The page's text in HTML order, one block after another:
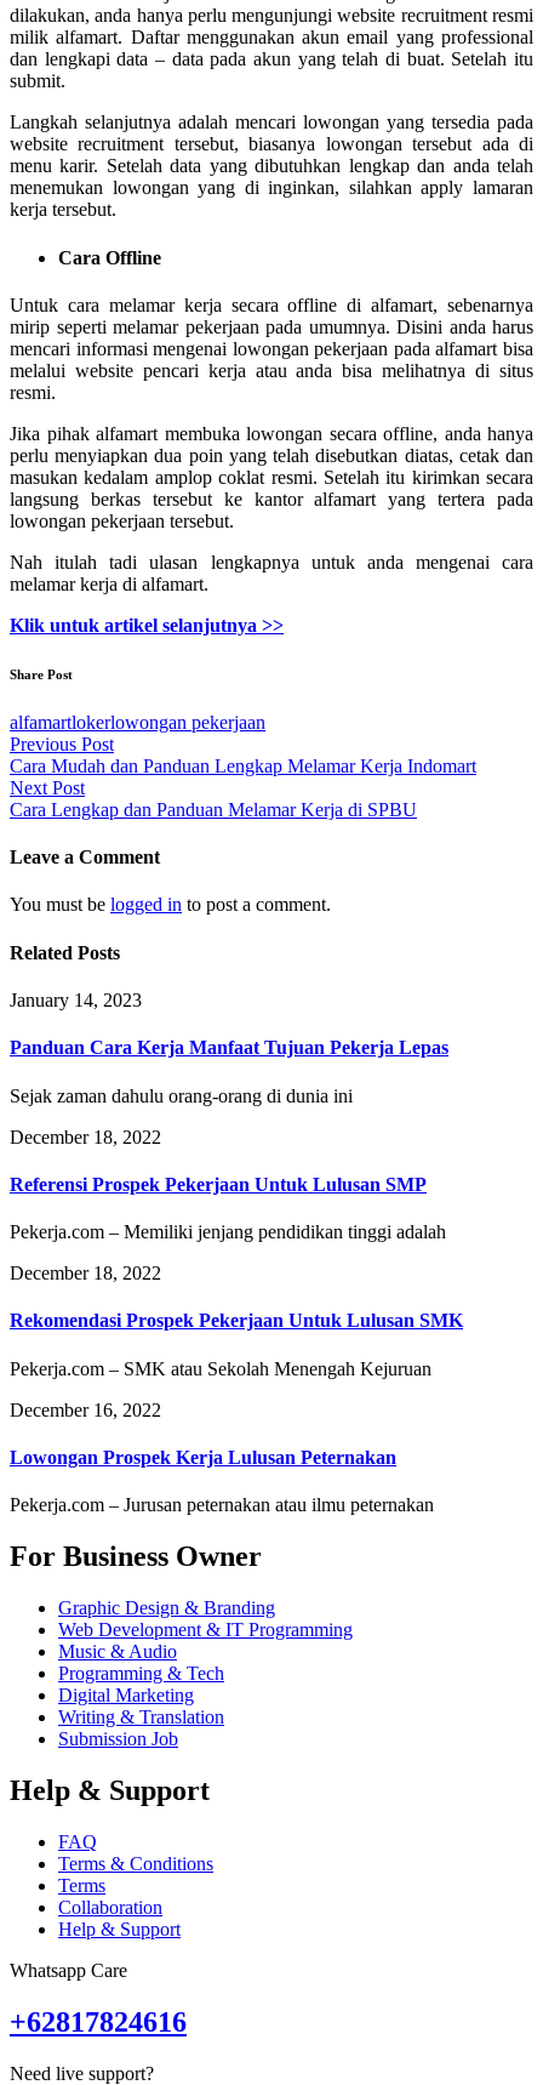
dilakukan, anda hanya perlu mengunjungi website recruitment resmi
milik alfamart. Daftar menggunakan akun email yang professional
dan lengkapi data – data pada akun yang telah di buat. Setelah itu
submit.
Langkah selanjutnya adalah mencari lowongan yang tersedia pada
website recruitment tersebut, biasanya lowongan tersebut ada di
menu karir. Setelah data yang dibutuhkan lengkap dan anda telah
menemukan lowongan yang di inginkan, silahkan apply lamaran
kerja tersebut.
Cara Offline
Untuk cara melamar kerja secara offline di alfamart, sebenarnya
mirip seperti melamar pekerjaan pada umumnya. Disini anda harus
mencari informasi mengenai lowongan pekerjaan pada alfamart bisa
melalui website pencari kerja atau anda bisa melihatnya di situs
resmi.
Jika pihak alfamart membuka lowongan secara offline, anda hanya
perlu menyiapkan dua poin yang telah disebutkan diatas, cetak dan
masukan kedalam amplop coklat resmi. Setelah itu kirimkan secara
langsung berkas tersebut ke kantor alfamart yang tertera pada
lowongan pekerjaan tersebut.
Nah itulah tadi ulasan lengkapnya untuk anda mengenai cara
melamar kerja di alfamart.
Klik untuk artikel selanjutnya >>
Share Post
alfamartlokerlowongan pekerjaan
Post
navigation
Previous Post
Cara Mudah dan Panduan Lengkap Melamar Kerja Indomart
Next Post
Cara Lengkap dan Panduan Melamar Kerja di SPBU
Leave a Comment
You must be logged in to post a comment.
Related Posts
January 14, 2023
Panduan Cara Kerja Manfaat Tujuan Pekerja Lepas
Sejak zaman dahulu orang-orang di dunia ini
December 18, 2022
Referensi Prospek Pekerjaan Untuk Lulusan SMP
Pekerja.com – Memiliki jenjang pendidikan tinggi adalah
December 18, 2022
Rekomendasi Prospek Pekerjaan Untuk Lulusan SMK
Pekerja.com – SMK atau Sekolah Menengah Kejuruan
December 16, 2022
Lowongan Prospek Kerja Lulusan Peternakan
Pekerja.com – Jurusan peternakan atau ilmu peternakan
For Business Owner
Graphic Design & Branding
Web Development & IT Programming
Music & Audio
Programming & Tech
Digital Marketing
Writing & Translation
Submission Job
Help & Support
FAQ
Terms & Conditions
Terms
Collaboration
Help & Support
Whatsapp Care
+62817824616
Need live support?